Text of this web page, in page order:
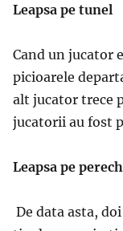
Leapsa pe tunel
Cand un jucator
picioarele
alt jucator trece
jucatorii au fost
Leapsa pe
De data asta,